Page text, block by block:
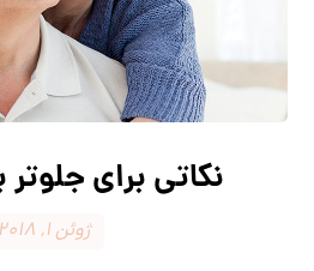
نکاتی برای
ژوئن ۱, ۲۰۱۸